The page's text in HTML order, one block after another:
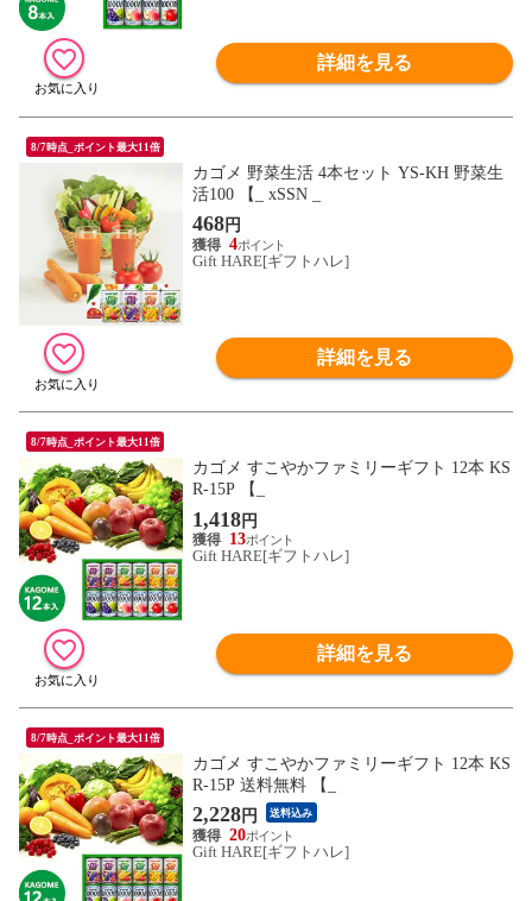
詳細を見る
8/7時点_ポイント最大11倍
カゴメ 野菜生活 4本セット YS-KH 野菜生
活100 【_ xSSN _
468円
4
Gift HARE[ギフトハレ]
詳細を見る
8/7時点_ポイント最大11倍
カゴメ すこやかファミリーギフト 12本 KS
R-15P 【_
1,418円
13
Gift HARE[ギフトハレ]
詳細を見る
8/7時点_ポイント最大11倍
カゴメ すこやかファミリーギフト 12本 KS
R-15P 送料無料 【_
2,228円 送料込み
20
Gift HARE[ギフトハレ]